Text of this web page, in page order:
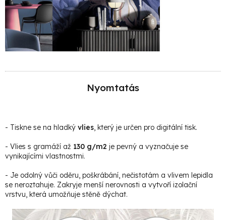
Nyomtatás
- Tiskne se na hladký vlies, který je určen pro digitální tisk.
- Vlies s gramáží až 130 g/m2 je pevný a vyznačuje se
vynikajícími vlastnostmi.
- Je odolný vůči oděru, poškrábání, nečistotám a vlivem lepidla
se neroztahuje. Zakryje menší nerovnosti a vytvoří izolační
vrstvu, která umožňuje stěně dýchat.